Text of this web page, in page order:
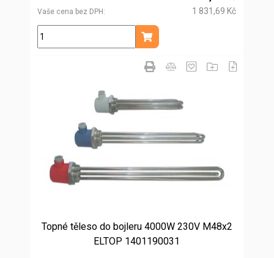
Vaše cena bez DPH
1 831,69 Kč
ks
Přidat do košíku
Topné těleso do bojleru 4000W 230V M48x2
ELTOP 1401190031